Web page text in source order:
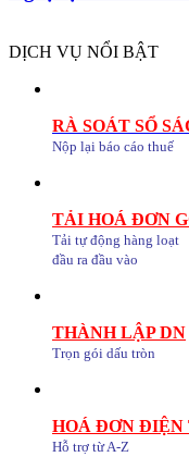
DỊCH VỤ NỔI BẬT
RÀ SOÁT SỔ
Nộp lại báo cáo thuế
TẢI HOÁ ĐƠN
Tải tự động hàng loạt
đầu ra đầu vào
THÀNH LẬP DN
Trọn gói dấu tròn
HOÁ ĐƠN ĐIỆN
Hỗ trợ từ A-Z